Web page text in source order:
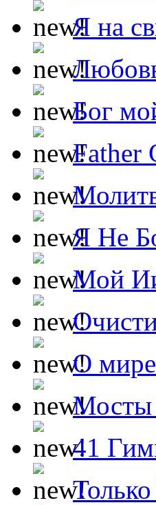
Я на
Бог
Father
Я Не
Мой
О мире
Мосты
41